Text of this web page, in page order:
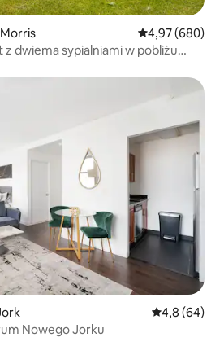
Średnia
4,97 (680)
dwiema sypialniami w pobliżu
Średnia
4,8 (64)
Nowego Jorku